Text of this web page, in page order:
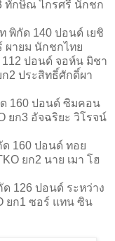
ทักษิณ ไกรศรี นักชก
พิกัด 140 ปอนด์ เยชิ
ผายม นักชกไทย
112 ปอนด์ จอห์น มิชา
2 ประสิทธิ์ศักดิ์ผา
ด 160 ปอนด์ ซิมคอน
ยก3 อัจฉริยะ วิโรจน์
ด 160 ปอนด์ ทอย
ยก2 นาย เมา โฮ
ด 126 ปอนด์ ระหว่าง
ยก1 ซอร์ แทน ซิน